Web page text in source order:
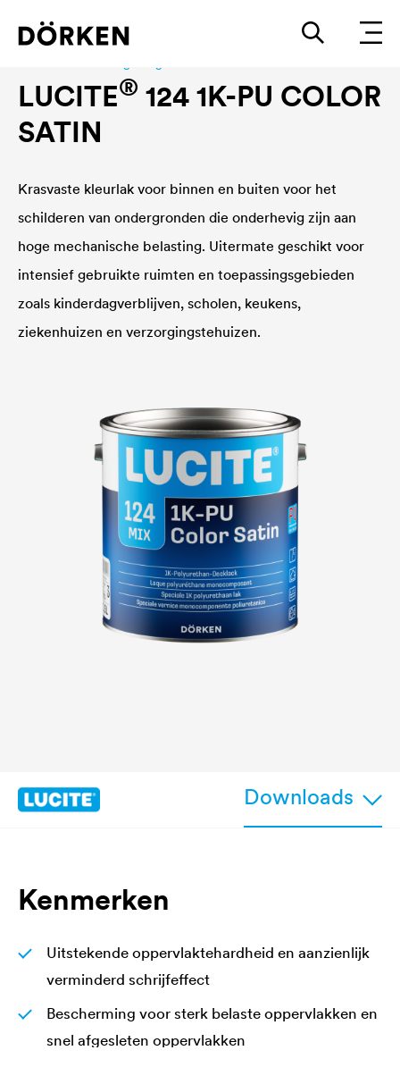
LUCITE® 124 1K-PU COLOR
SATIN
Krasvaste kleurlak voor binnen en buiten voor het
schilderen van ondergronden die onderhevig zijn aan
hoge mechanische belasting. Uitermate geschikt voor
intensief gebruikte ruimten en toepassingsgebieden
zoals kinderdagverblijven, scholen, keukens,
ziekenhuizen en verzorgingstehuizen.
Downloads
Kenmerken
Uitstekende oppervlaktehardheid en aanzienlijk
verminderd schrijfeffect
Bescherming voor sterk belaste oppervlakken en
snel afgesleten oppervlakken